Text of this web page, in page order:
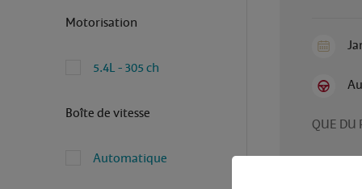
Motorisation
5.4L - 305 ch
Boîte de vitesse
Automatique
QUE DU